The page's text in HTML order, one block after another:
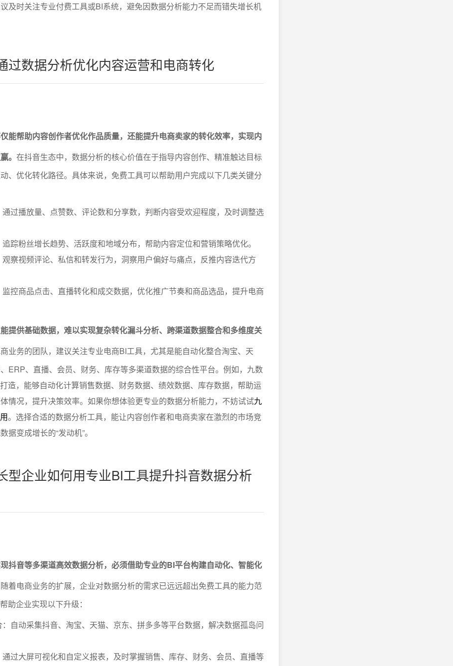
及时关注专业付费工具或BI系统，避免因数据分析能力不足而错失增长机
过数据分析优化内容运营和电商转化
能帮助内容创作者优化作品质量，还能提升电商卖家的转化效率，实现内
。 在抖音生态中，数据分析的核心价值在于指导内容创作、精准触达目标
、优化转化路径。具体来说，免费工具可以帮助用户完成以下几类关键分
过播放量、点赞数、评论数和分享数，判断内容受欢迎程度，及时调整选
踪粉丝增长趋势、活跃度和地域分布，帮助内容定位和营销策略优化。
察视频评论、私信和转发行为，洞察用户偏好与痛点，反推内容迭代方
控商品点击、直播转化和成交数据，优化推广节奏和商品选品，提升电商
提供基础数据，难以实现复杂转化漏斗分析、跨渠道数据整合和多维度关
业务的团队，建议关注专业电商BI工具，尤其是能自动化整合淘宝、天
ERP、直播、会员、财务、库存等多渠道数据的综合性平台。例如，九数
造，能够自动化计算销售数据、财务数据、绩效数据、库存数据，帮助运
情况，提升决策效率。如果你想体验更专业的数据分析能力，不妨试试九
。选择合适的数据分析工具，能让内容创作者和电商卖家在激烈的市场竞
据变成增长的“发动机”。
型企业如何用专业BI工具提升抖音数据分析
抖音等多渠道高效数据分析，必须借助专业的BI平台构建自动化、智能化
随着电商业务的扩展，企业对数据分析的需求已远远超出免费工具的能力范
助企业实现以下升级：
自动采集抖音、淘宝、天猫、京东、拼多多等平台数据，解决数据孤岛问
过大屏可视化和自定义报表，及时掌握销售、库存、财务、会员、直播等